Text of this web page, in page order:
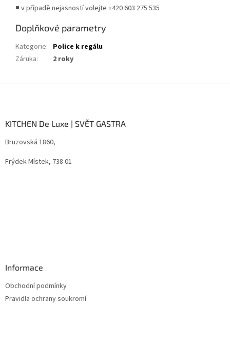
■ v případě nejasností volejte +420 603 275 535
Doplňkové parametry
Kategorie: Police k regálu
Záruka: 2 roky
KITCHEN De Luxe | SVĚT GASTRA
Bruzovská 1860,
Frýdek-Místek, 738 01
Informace
Obchodní podmínky
Pravidla ochrany soukromí